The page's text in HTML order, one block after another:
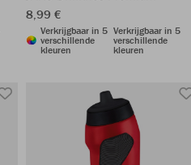
8,99 €
Verkrijgbaar in 5
verschillende
kleuren
Verkrijgbaar in 5
verschillende
kleuren